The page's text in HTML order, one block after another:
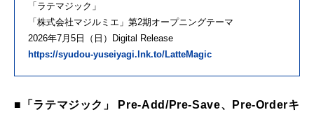
「ラテマジック」
「株式会社マジルミエ」第2期オープニングテーマ
2026年7月5日（日）Digital Release
https://syudou-yuseiyagi.lnk.to/LatteMagic
■「ラテマジック」 Pre-Add/Pre-Save、Pre-Orderキ